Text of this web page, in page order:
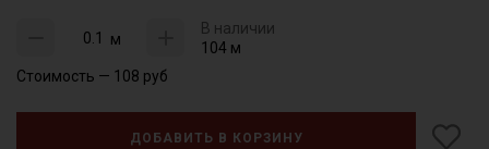
м
В наличии
104 м
Стоимость — 108 руб
ДОБАВИТЬ В КОРЗИНУ